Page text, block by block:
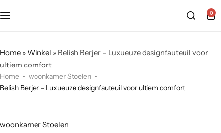
0
Home »Winkel » Belish Berjer – Luxueuze designfauteuil voor
ultiem comfort
Home
woonkamer Stoelen
Belish Berjer – Luxueuze designfauteuil voor ultiem comfort
woonkamer Stoelen